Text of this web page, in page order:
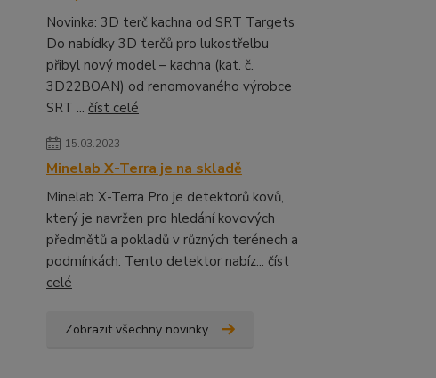
Novinka: 3D terč kachna od SRT Targets
Do nabídky 3D terčů pro lukostřelbu
přibyl nový model – kachna (kat. č.
3D22BOAN) od renomovaného výrobce
SRT ... číst celé
15.03.2023
Minelab X-Terra je na skladě
Minelab X-Terra Pro je detektorů kovů,
který je navržen pro hledání kovových
předmětů a pokladů v různých terénech a
podmínkách. Tento detektor nabíz... číst
celé
Zobrazit všechny novinky